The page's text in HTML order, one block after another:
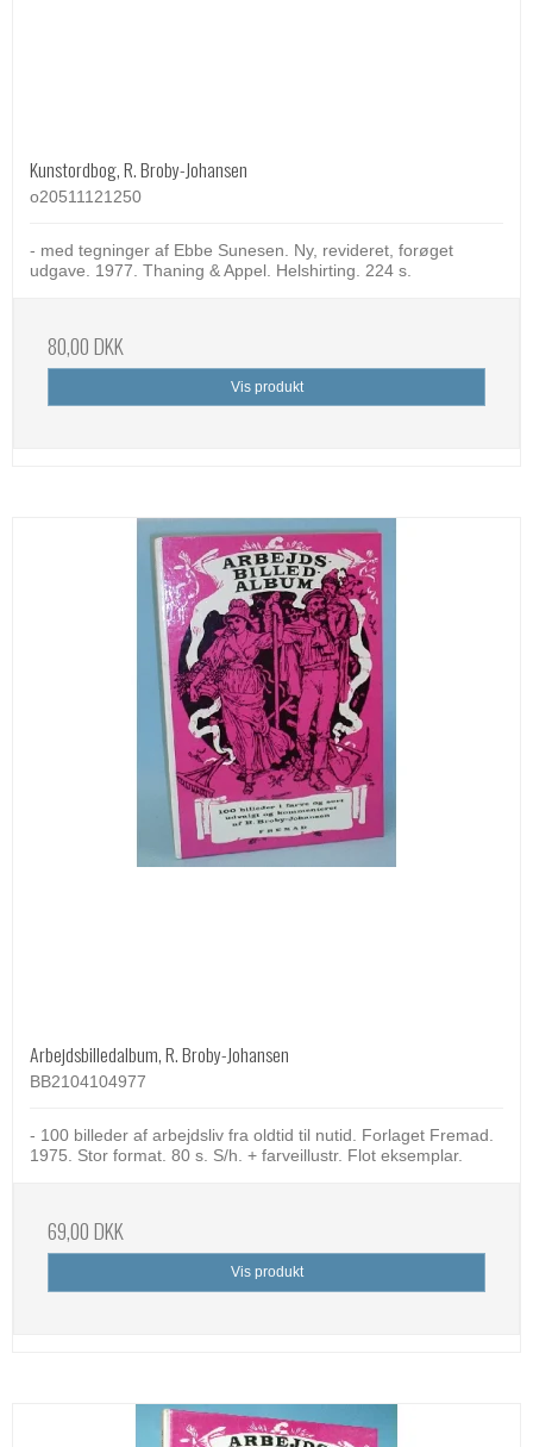
Kunstordbog, R. Broby-Johansen
o20511121250
- med tegninger af Ebbe Sunesen. Ny, revideret, forøget
udgave. 1977. Thaning & Appel. Helshirting. 224 s.
80,00 DKK
Vis produkt
Arbejdsbilledalbum, R. Broby-Johansen
BB2104104977
- 100 billeder af arbejdsliv fra oldtid til nutid. Forlaget Fremad.
1975. Stor format. 80 s. S/h. + farveillustr. Flot eksemplar.
69,00 DKK
Vis produkt